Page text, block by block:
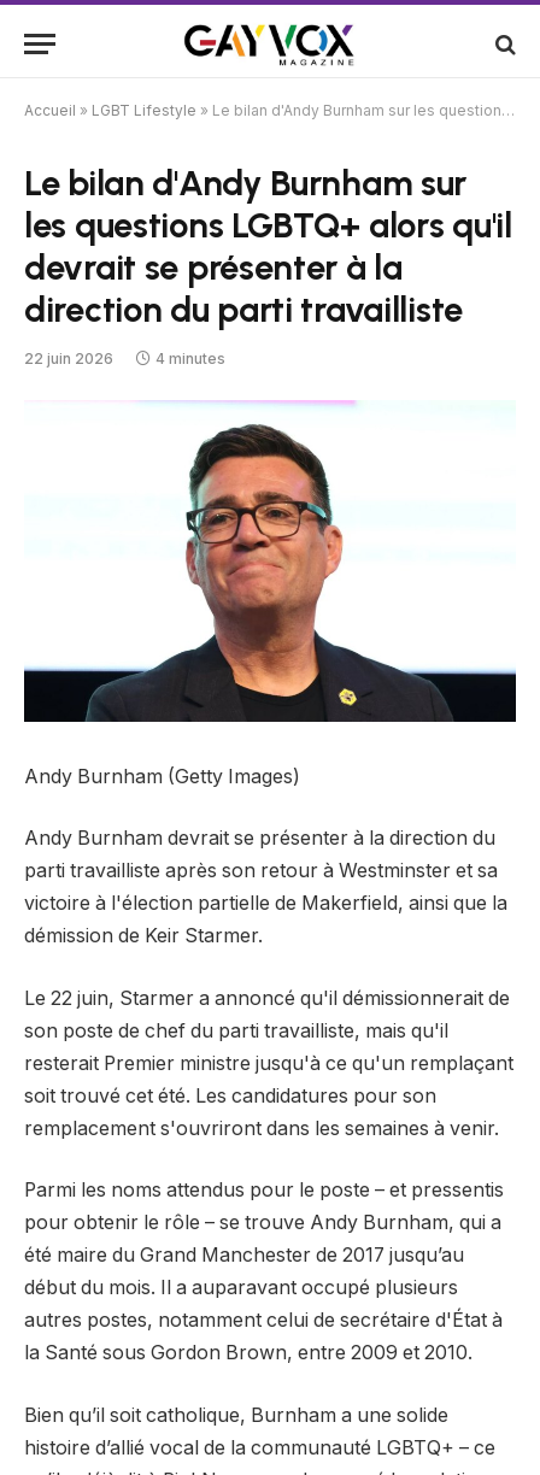
Accueil » LGBT Lifestyle » Le bilan d'Andy Burnham sur les questions LGBTQ+ alors qu'il devrait se présenter à la direction du parti travailliste
Le bilan d'Andy Burnham sur
les questions LGBTQ+ alors qu'il
devrait se présenter à la
direction du parti travailliste
22 juin 2026 4 minutes
Andy Burnham (Getty Images)
Andy Burnham devrait se présenter à la direction du
parti travailliste après son retour à Westminster et sa
victoire à l'élection partielle de Makerfield, ainsi que la
démission de Keir Starmer.
Le 22 juin, Starmer a annoncé qu'il démissionnerait de
son poste de chef du parti travailliste, mais qu'il
resterait Premier ministre jusqu'à ce qu'un remplaçant
soit trouvé cet été. Les candidatures pour son
remplacement s'ouvriront dans les semaines à venir.
Parmi les noms attendus pour le poste – et pressentis
pour obtenir le rôle – se trouve Andy Burnham, qui a
été maire du Grand Manchester de 2017 jusqu’au
début du mois. Il a auparavant occupé plusieurs
autres postes, notamment celui de secrétaire d'État à
la Santé sous Gordon Brown, entre 2009 et 2010.
Bien qu’il soit catholique, Burnham a une solide
histoire d’allié vocal de la communauté LGBTQ+ – ce